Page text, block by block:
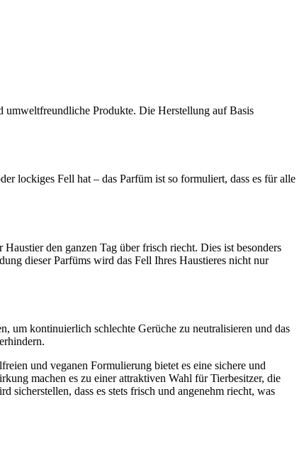
umweltfreundliche Produkte. Die Herstellung auf Basis
lockiges Fell hat – das Parfüm ist so formuliert, dass es für alle
den ganzen Tag über frisch riecht. Dies ist besonders
dieser Parfüms wird das Fell Ihres Haustieres nicht nur
um kontinuierlich schlechte Gerüche zu neutralisieren und das
und veganen Formulierung bietet es eine sichere und
machen es zu einer attraktiven Wahl für Tierbesitzer, die
dass es stets frisch und angenehm riecht, was